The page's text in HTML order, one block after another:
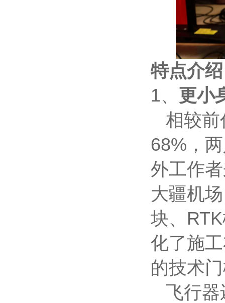
特点介
1、 更小
相较前
68%，
外工作
大疆机
块、
化了施
的技术
飞行器